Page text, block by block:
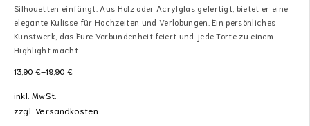
Silhouetten einfängt. Aus Holz oder Acrylglas gefertigt, bietet er eine
elegante Kulisse für Hochzeiten und Verlobungen. Ein persönliches
Kunstwerk, das Eure Verbundenheit feiert und jede Torte zu einem
Highlight macht.
13,90 €–19,90 €
inkl. MwSt.
zzgl.Versandkosten